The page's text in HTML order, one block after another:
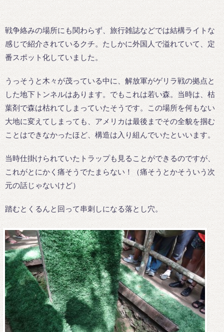
戦争絡みの場所にも関わらず、旅行雑誌などでは結構ライトな
感じで紹介されているクチ。たしかに外国人で溢れていて、定
番スポット化していました。
うっそうと木々が茂っている中に、解放軍がゲリラ戦の拠点と
した地下トンネルはあります。でもこれは若い森。当時は、枯
葉剤で森は枯れてしまっていたそうです。この場所を何もない
大地に変えてしまっても、アメリカは最後までその全貌を掴む
ことはできなかったほど、構造は入り組んでいたといいます。
当時仕掛けられていたトラップも見ることができるのですが、
これがとにかく痛そうでたまらない！（痛そうとかそういう次
元の話じゃないけど）
踏むとくるんと回って串刺しになる落とし穴。